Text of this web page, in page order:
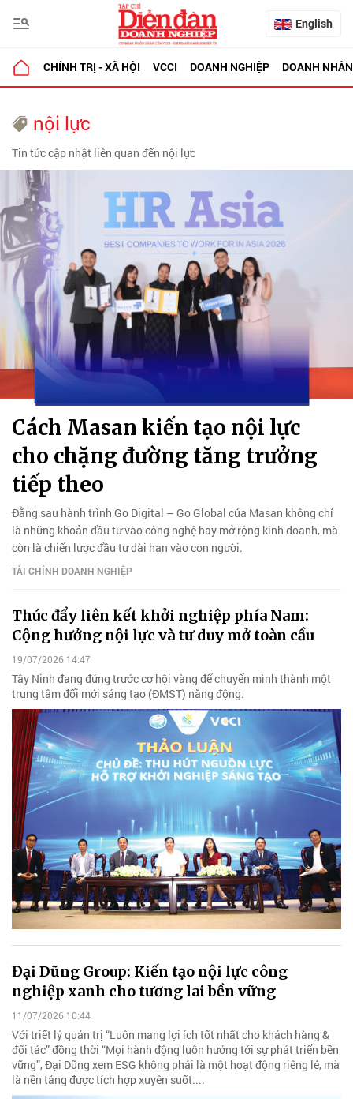
English
CHÍNH TRỊ - XÃ HỘI VCCI DOANH NGHIỆP DOANH NHÂN
nội lực
Tin tức cập nhật liên quan đến nội lực
Cách Masan kiến tạo nội lực
cho chặng đường tăng trưởng
tiếp theo
Đằng sau hành trình Go Digital – Go Global của Masan không chỉ
là những khoản đầu tư vào công nghệ hay mở rộng kinh doanh, mà
còn là chiến lược đầu tư dài hạn vào con người.
TÀI CHÍNH DOANH NGHIỆP
Thúc đẩy liên kết khởi nghiệp phía Nam:
Cộng hưởng nội lực và tư duy mở toàn cầu
19/07/2026 14:47
Tây Ninh đang đứng trước cơ hội vàng để chuyển mình thành một
trung tâm đổi mới sáng tạo (ĐMST) năng động.
Đại Dũng Group: Kiến tạo nội lực công
nghiệp xanh cho tương lai bền vững
11/07/2026 10:44
Với triết lý quản trị “Luôn mang lợi ích tốt nhất cho khách hàng &
đối tác” đồng thời “Mọi hành động luôn hướng tới sự phát triển bền
vững”, Đại Dũng xem ESG không phải là một hoạt động riêng lẻ, mà
là nền tảng được tích hợp xuyên suốt....